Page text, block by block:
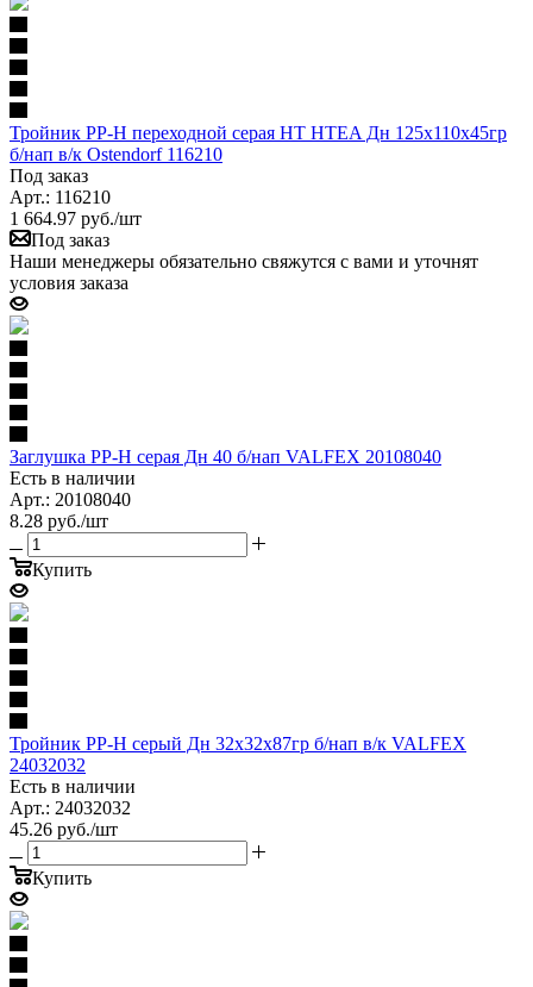
Тройник PP-H переходной серая HT HTEA Дн 125х110х45гр
б/нап в/к Ostendorf 116210
Под заказ
Арт.: 116210
1 664.97 руб./шт
Под заказ
Наши менеджеры обязательно свяжутся с вами и уточнят
условия заказа
Заглушка PP-H серая Дн 40 б/нап VALFEX 20108040
Есть в наличии
Арт.: 20108040
8.28 руб./шт
Купить
Тройник PP-H серый Дн 32х32х87гр б/нап в/к VALFEX
24032032
Есть в наличии
Арт.: 24032032
45.26 руб./шт
Купить